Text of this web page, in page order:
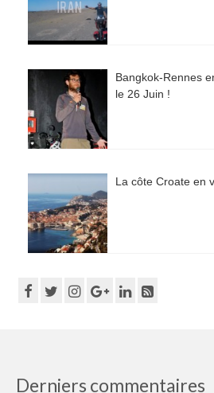
Bangkok-Rennes
le 26 Juin !
La côte Croate en
Derniers commentaires